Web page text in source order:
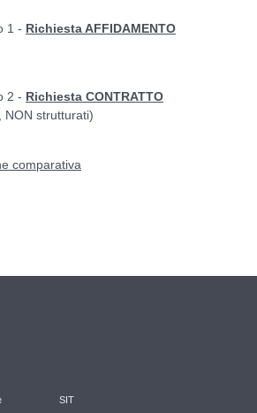
1 - Richiesta AFFIDAMENTO
2 - Richiesta CONTRATTO
NON strutturati)
comparativa
SIT